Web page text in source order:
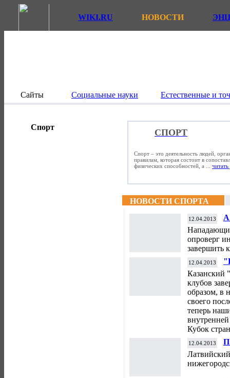
WIKI.RU НОВОСТИ
Сайты Социальные науки Естественные и
Спорт
СПОРТ
Спорт – это деятельность людей,
правилам, которая состоит в
физических способностей, а ... читать
НОВОСТИ СПОРТА
12.04.2013
опроверг
завершить
12.04.2013
Казанский
клубов
образом, в
своего
теперь
Кубок
12.04.2013